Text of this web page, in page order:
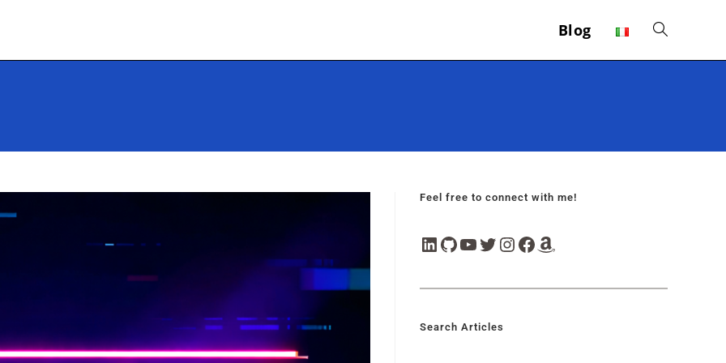
Blog
Feel free to connect with me!
Search Articles